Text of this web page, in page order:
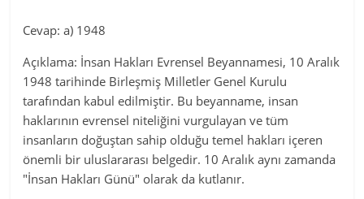
Cevap: a) 1948
Açıklama: İnsan Hakları Evrensel Beyannamesi, 10 Aralık
1948 tarihinde Birleşmiş Milletler Genel Kurulu
tarafından kabul edilmiştir. Bu beyanname, insan
haklarının evrensel niteliğini vurgulayan ve tüm
insanların doğuştan sahip olduğu temel hakları içeren
önemli bir uluslararası belgedir. 10 Aralık aynı zamanda
"İnsan Hakları Günü" olarak da kutlanır.